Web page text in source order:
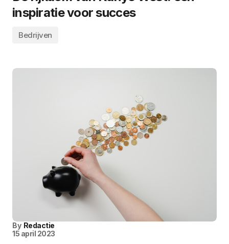
inspiratie voor succes
Bedrijven
By Redactie
15 april 2023